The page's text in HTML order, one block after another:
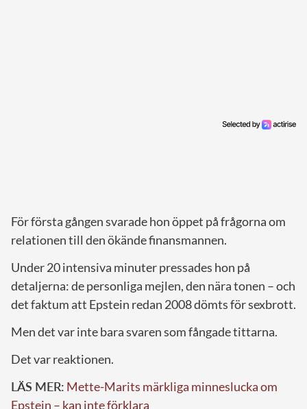
För första gången svarade hon öppet på frågorna om
relationen till den ökände finansmannen.
Under 20 intensiva minuter pressades hon på
detaljerna: de personliga mejlen, den nära tonen – och
det faktum att Epstein redan 2008 dömts för sexbrott.
Men det var inte bara svaren som fångade tittarna.
Det var reaktionen.
LÄS MER: Mette-Marits märkliga minneslucka om
Epstein – kan inte förklara